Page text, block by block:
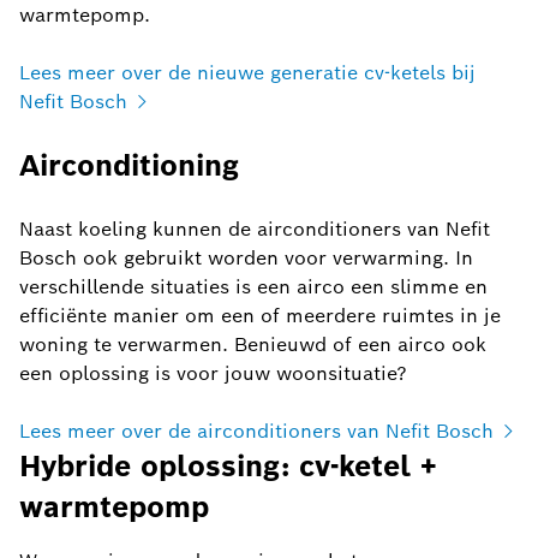
warmtepomp.
Lees meer over de nieuwe generatie cv-ketels bij
Nefit Bosch
Airconditioning
Naast koeling kunnen de airconditioners van Nefit
Bosch ook gebruikt worden voor verwarming. In
verschillende situaties is een airco een slimme en
efficiënte manier om een of meerdere ruimtes in je
woning te verwarmen. Benieuwd of een airco ook
een oplossing is voor jouw woonsituatie?
Lees meer over de airconditioners van Nefit Bosch
Hybride oplossing: cv-ketel +
warmtepomp